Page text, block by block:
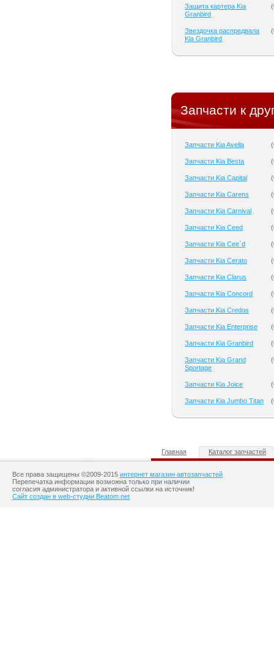
Защита картера Kia
Granbird
(
Звездочка распредвала
Kia Granbird
(
Запчасти к
Запчасти Kia Avella (
Запчасти Kia Besta (
Запчасти Kia Capital (
Запчасти Kia Carens (
Запчасти Kia Carnival (
Запчасти Kia Ceed (
Запчасти Kia Cee`d (
Запчасти Kia Cerato (
Запчасти Kia Clarus (
Запчасти Kia Concord (
Запчасти Kia Credos (
Запчасти Kia Enterprise (
Запчасти Kia Granbird (
Запчасти Kia Grand
Sportage
(
Запчасти Kia Joice (
Запчасти Kia Jumbo Titan (
Главная Каталог запчастей
Все права защищены ©2009-2015 интернет магазин автозапчастей
Перепечатка информации возможна только при наличии
согласия администратора и активной ссылки на источник!
Сайт создан в web-студии Beatom.net